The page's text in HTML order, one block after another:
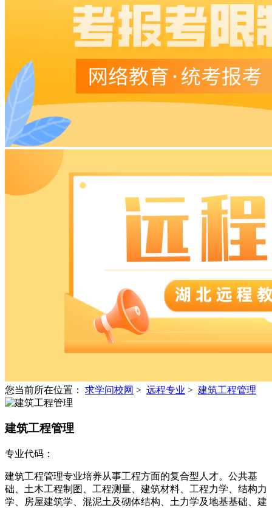
您当前所在位置： 求学问校网 > 远程专业 > 建筑工程管理
建筑工程管理
专业代码：
建筑工程管理专业培养从事工程方面的复合型人才。公共基
础、土木工程制图、工程测量、建筑材料、工程力学、结构力
学、房屋建筑学、混泥土及砌体结构、土力学及地基基础、建